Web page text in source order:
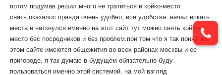
потом подумав решил много не тратиться и койко-место
снять,оказалос правда очень удобно, все удобства. начал искать
места и наткнулся именно на этот сайт тут можно снять койко-
место бес посредников и без проблем.при том что я так понял на
этом сайте имеются общежития во всех районах москвы и ее
пригороде. я так думаю в будущем обязательно буду
пользоваться именно этой системой. на мой взгляд